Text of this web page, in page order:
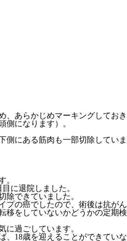
、あらかじめマーキングしておき
側になります）。
側にある筋肉も一部切除していま
。
に退院しました。
除できていました。
プの癌でしたので、術後は抗がん
移をしていないかどうかの定期検
に過ごしています。
、18歳を迎えることができていな